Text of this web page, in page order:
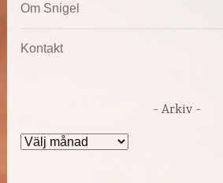
Om Snigel
Kontakt
Arkiv
Arkiv